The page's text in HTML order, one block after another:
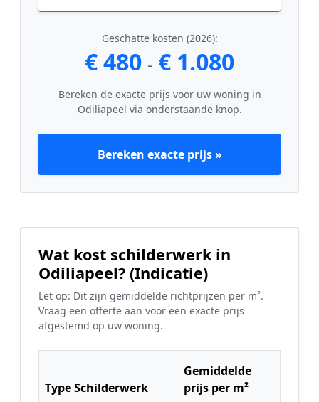
Geschatte kosten (2026):
€ 480 - € 1.080
Bereken de exacte prijs voor uw woning in
Odiliapeel via onderstaande knop.
Bereken exacte prijs »
Wat kost schilderwerk in
Odiliapeel? (Indicatie)
Let op: Dit zijn gemiddelde richtprijzen per m².
Vraag een offerte aan voor een exacte prijs
afgestemd op uw woning.
Type Schilderwerk
Gemiddelde
prijs per m²